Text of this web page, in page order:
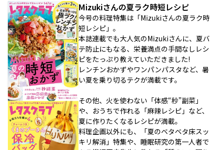
Mizukiさんの夏ラク時短レシピ
今号の料理特集は「Mizukiさんの夏ラク時
短レシピ」。
本誌連載でも大人気のMizukiさんに、夏バ
テ防止にもなる、栄養満点の手間なしレシ
ピをたっぷり教えていただきました!
レンチンおかずやワンパンパスタなど、暑
い夏を乗り切るテクが満載です。
その他、火を使わない「体感“秒”副菜」
や、おうちで作れる「麻辣レシピ」など、
夏に作りたくなるレシピが満載。
料理企画以外にも、「夏のベタベタ床スッ
キリ解消」特集や、睡眠研究の第一人者で